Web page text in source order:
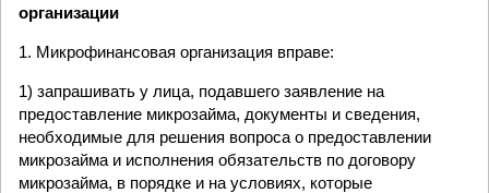
организации
1. Микрофинансовая организация вправе:
1) запрашивать у лица, подавшего заявление на
предоставление микрозайма, документы и сведения,
необходимые для решения вопроса о предоставлении
микрозайма и исполнения обязательств по договору
микрозайма, в порядке и на условиях, которые